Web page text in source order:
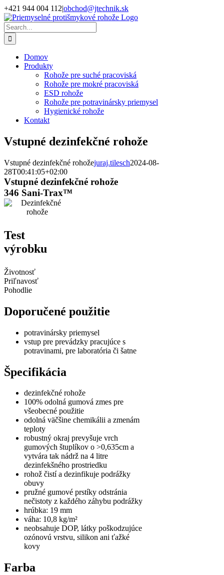
Skip
to
content
+421 944 004 112|obchod@jtechnik.sk
YouTube
LinkedIn
Search
for:
Domov
Produkty
Rohože pre suché pracoviská
Rohože pre mokré pracoviská
ESD rohože
Rohože pre potravinársky priemysel
Hygienické rohože
Kontakt
Vstupné dezinfekčné rohože
Vstupné dezinfekčné rohožejuraj.tilesch2024-08-
28T00:41:05+02:00
Vstupné dezinfekčné rohože
346 Sani-Trax™
Test
výrobku
Životnosť
Priľnavosť
Pohodlie
Doporučené použitie
potravinársky priemysel
vstup pre prevádzky pracujúce s
potravinami, pre laboratória či šatne
Špecifikácia
dezinfekčné rohože
100% odolná gumová zmes pre
všeobecné použitie
odolná väčšine chemikálii a zmenám
teploty
robustný okraj prevyšuje vrch
gumových štuplíkov o >0,635cm a
vytvára tak nádrž na 4 litre
dezinfekšného prostriedku
rohož čistí a dezinfikuje podrážky
obuvy
pružné gumové prstíky odstránia
nečistoty z každého záhybu podrážky
hrúbka: 19 mm
váha: 10,8 kg/m²
neobsahuje DOP, látky poškodzujúce
ozónovú vrstvu, silikon ani ťažké
kovy
Farba